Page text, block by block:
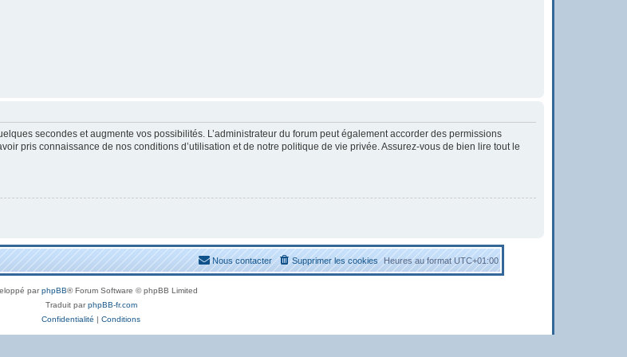
secondes et augmente vos possibilités. L’administrateur du forum peut également accorder des permissions
pris connaissance de nos conditions d’utilisation et de notre politique de vie privée. Assurez-vous de bien lire tout le
Heures au formatUTC+01:00
Supprimer les cookies
Nous contacter
parphpBB® Forum Software © phpBB Limited
Traduit parphpBB-fr.com
Confidentialité | Conditions